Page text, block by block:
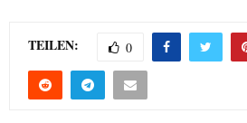
TEILEN: 0